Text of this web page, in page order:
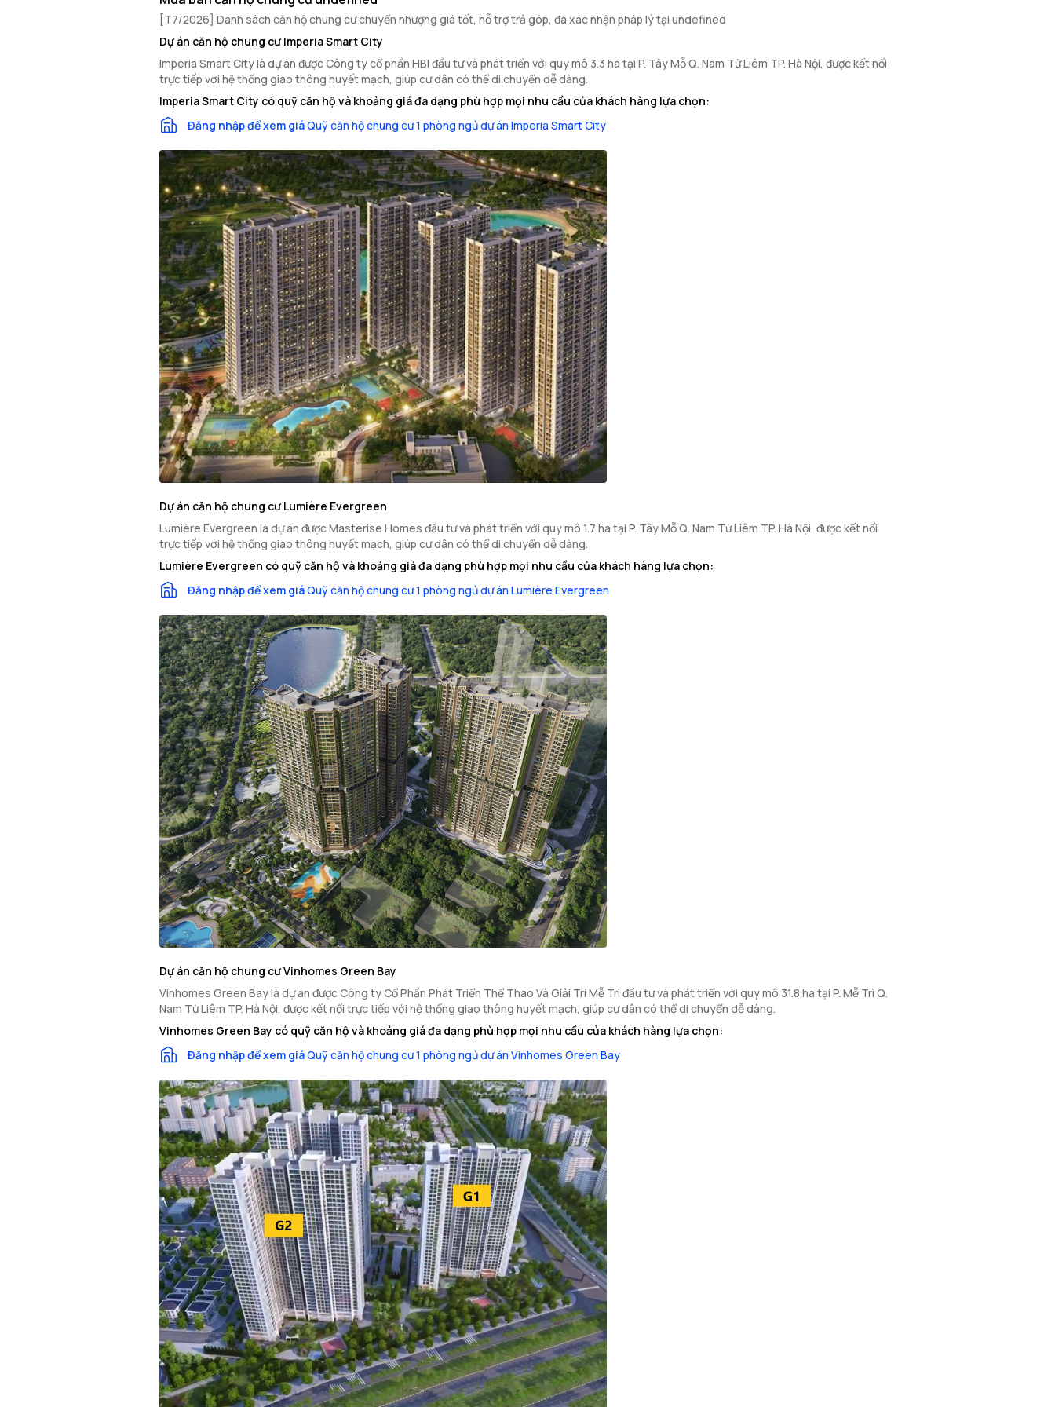
[T7/2026] Danh sách căn hộ chung cư chuyển nhượng giá tốt, hỗ trợ trả góp, đã xác nhận pháp lý tại undefined
Dự án căn hộ chung cư Imperia Smart City
Imperia Smart City là dự án được Công ty cổ phần HBI đầu tư và phát triển với quy mô 3.3 ha tại P. Tây Mỗ Q. Nam Từ Liêm TP. Hà Nội, được kết nối
trực tiếp với hệ thống giao thông huyết mạch, giúp cư dân có thể di chuyển dễ dàng.
Imperia Smart City có quỹ căn hộ và khoảng giá đa dạng phù hợp mọi nhu cầu của khách hàng lựa chọn:
Đăng nhập để xem giáQuỹ căn hộ chung cư 1 phòng ngủ dự án Imperia Smart City
Dự án căn hộ chung cư Lumière Evergreen
Lumière Evergreen là dự án được Masterise Homes đầu tư và phát triển với quy mô 1.7 ha tại P. Tây Mỗ Q. Nam Từ Liêm TP. Hà Nội, được kết nối
trực tiếp với hệ thống giao thông huyết mạch, giúp cư dân có thể di chuyển dễ dàng.
Lumière Evergreen có quỹ căn hộ và khoảng giá đa dạng phù hợp mọi nhu cầu của khách hàng lựa chọn:
Đăng nhập để xem giáQuỹ căn hộ chung cư 1 phòng ngủ dự án Lumière Evergreen
Dự án căn hộ chung cư Vinhomes Green Bay
Vinhomes Green Bay là dự án được Công ty Cổ Phần Phát Triển Thể Thao Và Giải Trí Mễ Trì đầu tư và phát triển với quy mô 31.8 ha tại P. Mễ Trì Q.
Nam Từ Liêm TP. Hà Nội, được kết nối trực tiếp với hệ thống giao thông huyết mạch, giúp cư dân có thể di chuyển dễ dàng.
Vinhomes Green Bay có quỹ căn hộ và khoảng giá đa dạng phù hợp mọi nhu cầu của khách hàng lựa chọn:
Đăng nhập để xem giáQuỹ căn hộ chung cư 1 phòng ngủ dự án Vinhomes Green Bay